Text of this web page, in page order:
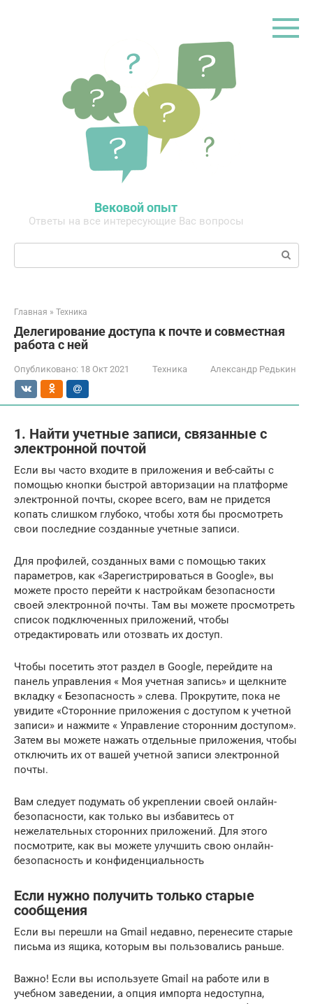
Вековой опыт
Ответы на все интересующие Вас вопросы
Поиск:
Главная » Техника
Делегирование доступа к почте и совместная
работа с ней
Опубликовано: 18 Окт 2021 Техника Александр Редькин
1. Найти учетные записи, связанные с
электронной почтой
Если вы часто входите в приложения и веб-сайты с
помощью кнопки быстрой авторизации на платформе
электронной почты, скорее всего, вам не придется
копать слишком глубоко, чтобы хотя бы просмотреть
свои последние созданные учетные записи.
Для профилей, созданных вами с помощью таких
параметров, как «Зарегистрироваться в Google», вы
можете просто перейти к настройкам безопасности
своей электронной почты. Там вы можете просмотреть
список подключенных приложений, чтобы
отредактировать или отозвать их доступ.
Чтобы посетить этот раздел в Google, перейдите на
панель управления « Моя учетная запись» и щелкните
вкладку « Безопасность » слева. Прокрутите, пока не
увидите «Сторонние приложения с доступом к учетной
записи» и нажмите « Управление сторонним доступом».
Затем вы можете нажать отдельные приложения, чтобы
отключить их от вашей учетной записи электронной
почты.
Вам следует подумать об укреплении своей онлайн-
безопасности, как только вы избавитесь от
нежелательных сторонних приложений. Для этого
посмотрите, как вы можете улучшить свою онлайн-
безопасность и конфиденциальность
Если нужно получить только старые
сообщения
Если вы перешли на Gmail недавно, перенесите старые
письма из ящика, которым вы пользовались раньше.
Важно! Если вы используете Gmail на работе или в
учебном заведении, а опция импорта недоступна,